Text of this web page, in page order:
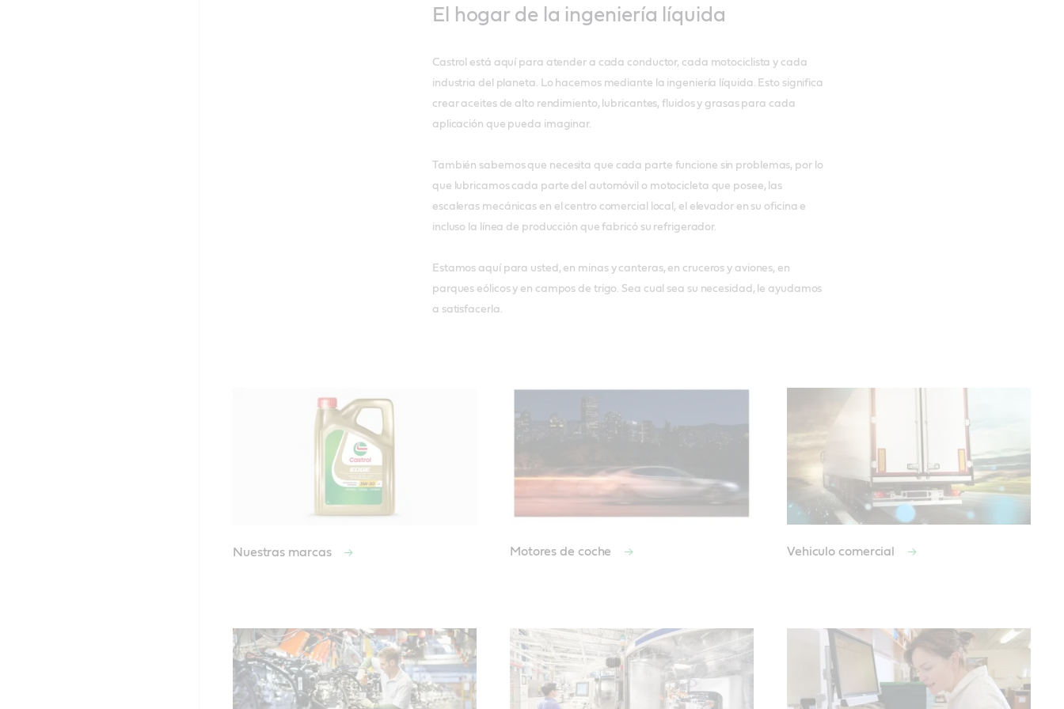
El hogar de la ingeniería líquida
Castrol está aquí para atender a cada conductor, cada motociclista y cada
industria del planeta. Lo hacemos mediante la ingeniería líquida. Esto significa
crear aceites de alto rendimiento, lubricantes, fluidos y grasas para cada
aplicación que pueda imaginar.
También sabemos que necesita que cada parte funcione sin problemas, por lo
que lubricamos cada parte del automóvil o motocicleta que posee, las
escaleras mecánicas en el centro comercial local, el elevador en su oficina e
incluso la línea de producción que fabricó su refrigerador.
Estamos aquí para usted, en minas y canteras, en cruceros y aviones, en
parques eólicos y en campos de trigo. Sea cual sea su necesidad, le ayudamos
a satisfacerla.
Nuestras marcas Motores de coche Vehiculo comercial